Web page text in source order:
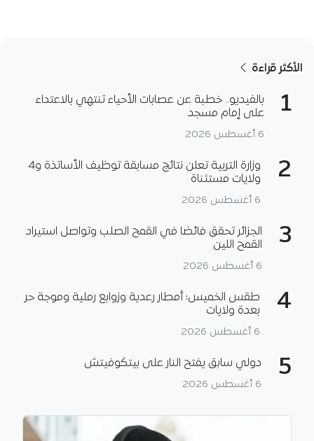
الأكثر قراءة
1
بالفيديو.. خطبة عن عصابات الأحياء تنتهي بالاعتداء
على إمام مسجد
6 أغسطس 2026
2
وزارة التربية تعلن نتائج مسابقة توظيف الأساتذة و4
ولايات مستثناة
6 أغسطس 2026
3
الجزائر تحقق فائضا في القمح الصلب وتواصل استيراد
القمح اللين
6 أغسطس 2026
4
طقس الخميس: أمطار رعدية وزوابع رملية وموجة حر
بعدة ولايات
6 أغسطس 2026
5 دولي سابق يفتح النار على بيتكوفيتش
6 أغسطس 2026